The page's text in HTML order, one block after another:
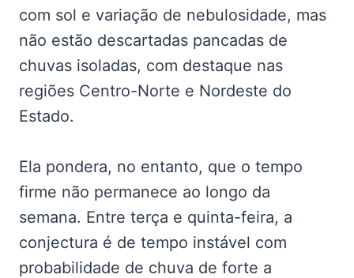
com sol e variação de nebulosidade, mas
não estão descartadas pancadas de
chuvas isoladas, com destaque nas
regiões Centro-Norte e Nordeste do
Estado.
Ela pondera, no entanto, que o tempo
firme não permanece ao longo da
semana. Entre terça e quinta-feira, a
conjectura é de tempo instável com
probabilidade de chuva de forte a